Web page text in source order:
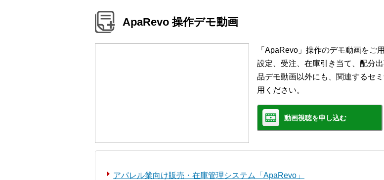
ApaRevo 操作デモ動画
「ApaRevo」操作のデモ動画をご
設定、受注、在庫引き当て、配分
品デモ動画以外にも、関連するセ
用ください。
動画視聴を申し込む
アパレル業向け販売・在庫管理システム「ApaRevo」